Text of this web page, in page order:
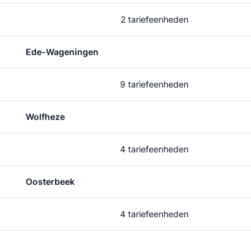
2 tariefeenheden
Ede-Wageningen
9 tariefeenheden
Wolfheze
4 tariefeenheden
Oosterbeek
4 tariefeenheden